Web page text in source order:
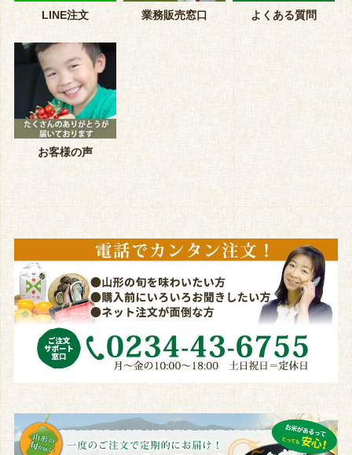
LINE注文 業務販売窓口 よくある質問
お客様の声